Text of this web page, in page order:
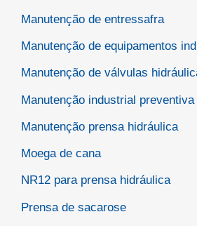
Manutenção de entressafra
Manutenção de equipamentos
Manutenção de válvulas
Manutenção industrial preventiva
Manutenção prensa hidráulica
Moega de cana
NR12 para prensa hidráulica
Prensa de sacarose